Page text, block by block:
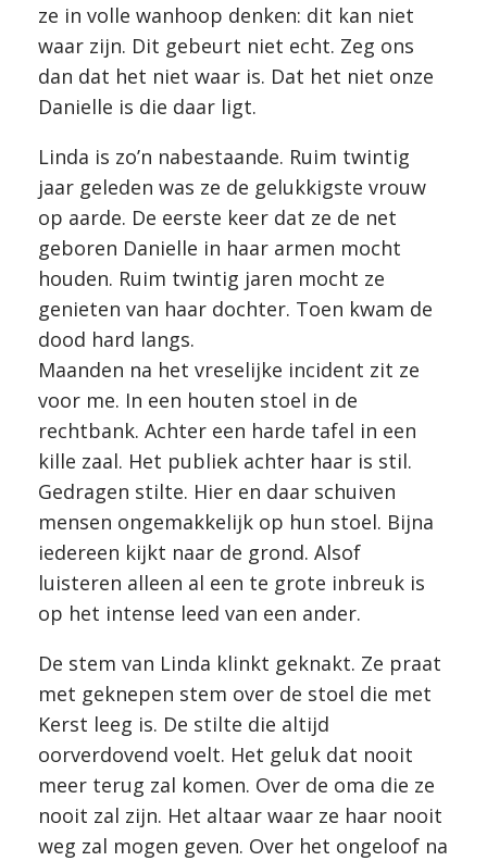
ze in volle wanhoop denken: dit kan niet
waar zijn. Dit gebeurt niet echt. Zeg ons
dan dat het niet waar is. Dat het niet onze
Danielle is die daar ligt.
Linda is zo’n nabestaande. Ruim twintig
jaar geleden was ze de gelukkigste vrouw
op aarde. De eerste keer dat ze de net
geboren Danielle in haar armen mocht
houden. Ruim twintig jaren mocht ze
genieten van haar dochter. Toen kwam de
dood hard langs.
Maanden na het vreselijke incident zit ze
voor me. In een houten stoel in de
rechtbank. Achter een harde tafel in een
kille zaal. Het publiek achter haar is stil.
Gedragen stilte. Hier en daar schuiven
mensen ongemakkelijk op hun stoel. Bijna
iedereen kijkt naar de grond. Alsof
luisteren alleen al een te grote inbreuk is
op het intense leed van een ander.
De stem van Linda klinkt geknakt. Ze praat
met geknepen stem over de stoel die met
Kerst leeg is. De stilte die altijd
oorverdovend voelt. Het geluk dat nooit
meer terug zal komen. Over de oma die ze
nooit zal zijn. Het altaar waar ze haar nooit
weg zal mogen geven. Over het ongeloof na